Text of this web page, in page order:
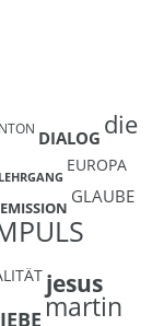
DIALOG die
EUROPA
GLAUBE
jesus
martin